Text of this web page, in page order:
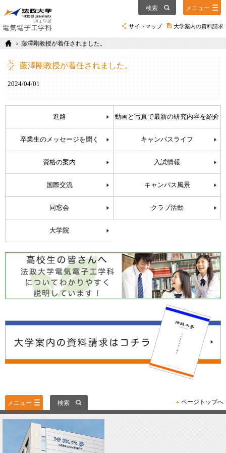
サイトマップ 大学案内の資料請求
検索 メニュー
藤澤剛教授が着任されました。
藤澤剛教授が着任されました。
2024/04/01
進路 動画と写真で最新の研究内容を紹介
卒業生のメッセージを聞く キャンパスライフ
資格の案内 入試情報
国際交流 キャンパス風景
同窓会 クラブ活動
大学院
メニュー 検索 ページトップへ